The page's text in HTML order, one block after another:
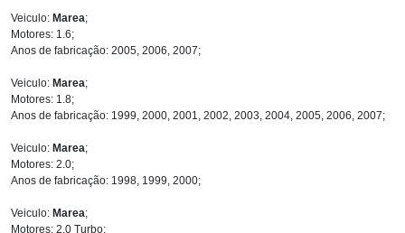
Veiculo: Marea;
Motores: 1.6;
Anos de fabricação: 2005, 2006, 2007;
Veiculo: Marea;
Motores: 1.8;
Anos de fabricação: 1999, 2000, 2001, 2002, 2003, 2004, 2005, 2006, 2007;
Veiculo: Marea;
Motores: 2.0;
Anos de fabricação: 1998, 1999, 2000;
Veiculo: Marea;
Motores: 2.0 Turbo;